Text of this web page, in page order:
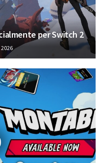
per Switch 2
2026